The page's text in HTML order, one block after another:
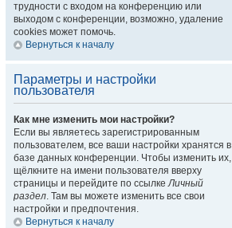
трудности с входом на конференцию или
выходом с конференции, возможно, удаление
cookies может помочь.
Вернуться к началу
Параметры и настройки
пользователя
Как мне изменить мои настройки?
Если вы являетесь зарегистрированным
пользователем, все ваши настройки хранятся в
базе данных конференции. Чтобы изменить их,
щёлкните на имени пользователя вверху
страницы и перейдите по ссылкеЛичный
раздел. Там вы можете изменить все свои
настройки и предпочтения.
Вернуться к началу